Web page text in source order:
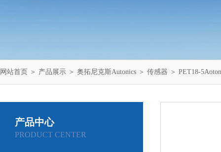
网站首页 ＞ 产品展示 ＞ 奥拓尼克斯Autonics ＞ 传感器 ＞ PET18-
产品中心
PRODUCT CENTER